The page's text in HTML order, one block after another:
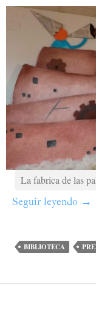
La fabrica de las
Seguir leyendo La
→
BIBLIOTECA